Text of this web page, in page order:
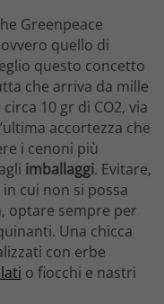
Greenpeace
quello di
questo concetto
che arriva da mille
10 gr di CO2, via
accortezza che
i cenoni più
imballaggi. Evitare,
in cui non si possa
optare sempre per
Una chicca
con erbe
o fiocchi e nastri